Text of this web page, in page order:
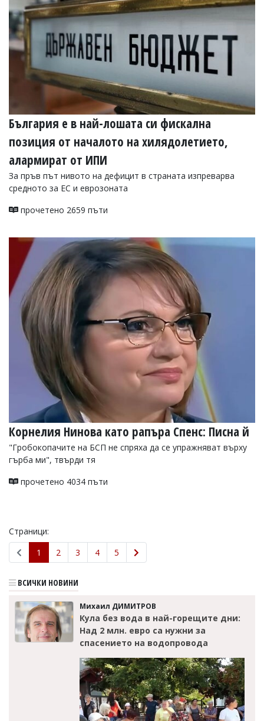
България е в най-лошата си фискална
позиция от началото на хилядолетието,
алармират от ИПИ
За пръв път нивото на дефицит в страната изпреварва
средното за ЕС и еврозоната
прочетено 2659 пъти
Корнелия Нинова като рапъра Спенс: Писна й
"Гробокопачите на БСП не спряха да се упражняват върху
гърба ми", твърди тя
прочетено 4034 пъти
Страници:
1
2 3 4 5
ВСИЧКИ НОВИНИ
Михаил ДИМИТРОВ
Кула без вода в най-горещите дни:
Над 2 млн. евро са нужни за
спасението на водопровода